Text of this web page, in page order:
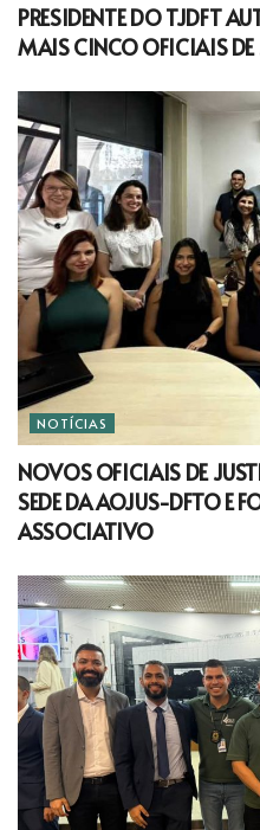
PRESIDENTE DO TJDFT
MAIS CINCO OFICIAIS DE
NOTÍCIAS
NOVOS OFICIAIS DE
SEDE DA AOJUS-DFTO E
ASSOCIATIVO